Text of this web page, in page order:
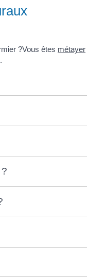
?Vous êtes métayer